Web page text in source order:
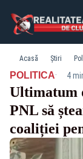
Acasă Știri
POLITICA· 4
Ultimatum
PNL să
coaliției